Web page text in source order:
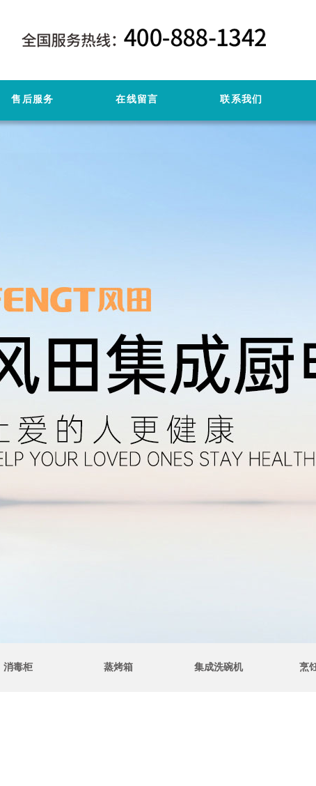
售后服务 在线留言 联系我们
消毒柜 蒸烤箱 集成洗碗机 烹